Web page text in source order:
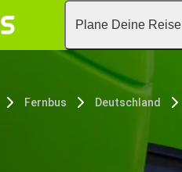
Plane Deine Reise
Fernbus Deutschland